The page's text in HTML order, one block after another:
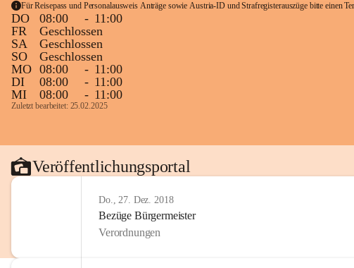
Für Reisepass und Personalausweis Anträge sowie Austria-ID und Strafregisterauszüge bitte einen
DO 08:00 - 11:00
FR
Geschlossen
SA
Geschlossen
SO
Geschlossen
MO 08:00 - 11:00
DI
08:00 - 11:00
MI
08:00 - 11:00
Zuletzt bearbeitet: 25.02.2025
Veröffentlichungsportal
Do., 27. Dez. 2018
Bezüge Bürgermeister
Verordnungen